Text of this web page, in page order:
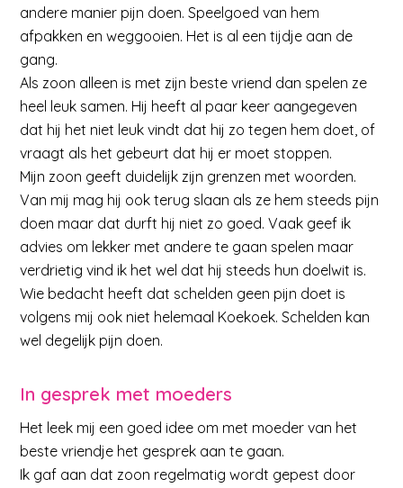
andere manier pijn doen. Speelgoed van hem
afpakken en weggooien. Het is al een tijdje aan de
gang.
Als zoon alleen is met zijn beste vriend dan spelen ze
heel leuk samen. Hij heeft al paar keer aangegeven
dat hij het niet leuk vindt dat hij zo tegen hem doet, of
vraagt als het gebeurt dat hij er moet stoppen.
Mijn zoon geeft duidelijk zijn grenzen met woorden.
Van mij mag hij ook terug slaan als ze hem steeds pijn
doen maar dat durft hij niet zo goed. Vaak geef ik
advies om lekker met andere te gaan spelen maar
verdrietig vind ik het wel dat hij steeds hun doelwit is.
Wie bedacht heeft dat schelden geen pijn doet is
volgens mij ook niet helemaal Koekoek. Schelden kan
wel degelijk pijn doen.
In gesprek met moeders
Het leek mij een goed idee om met moeder van het
beste vriendje het gesprek aan te gaan.
Ik gaf aan dat zoon regelmatig wordt gepest door